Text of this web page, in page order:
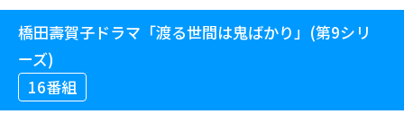
橋田壽賀子ドラマ「渡る世間は鬼ばかり」(第9シリ
ーズ)
16番組